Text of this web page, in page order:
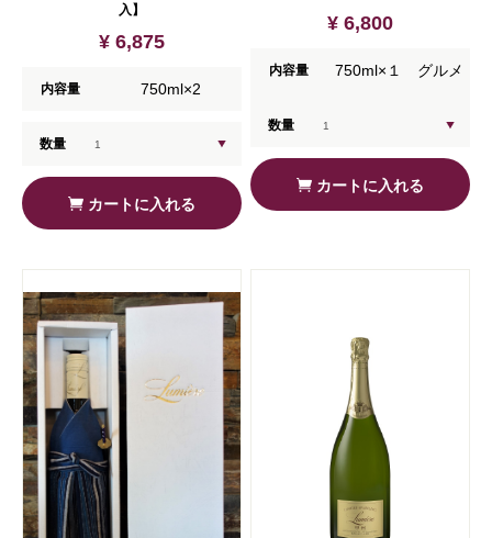
入】
¥ 6,875
内容量 750ml×2
数量
カートに入れる
¥ 6,800
内容量 750ml×１ グルメ
数量
カートに入れる